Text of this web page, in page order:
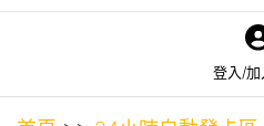
登入/加